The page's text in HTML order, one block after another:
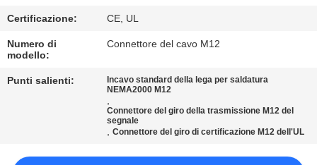
MAPPA
DEL
SITO
Certificazione: CE, UL
Numero di
modello:
Connettore del cavo M12
Punti salienti:
Incavo standard della lega per saldatura
NEMA2000 M12
,
Connettore del giro della trasmissione M12 del
segnale
,Connettore del giro di certificazione M12 dell'UL